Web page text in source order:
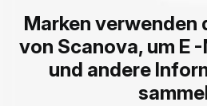
Marken verwenden
von Scanova, um E
und andere